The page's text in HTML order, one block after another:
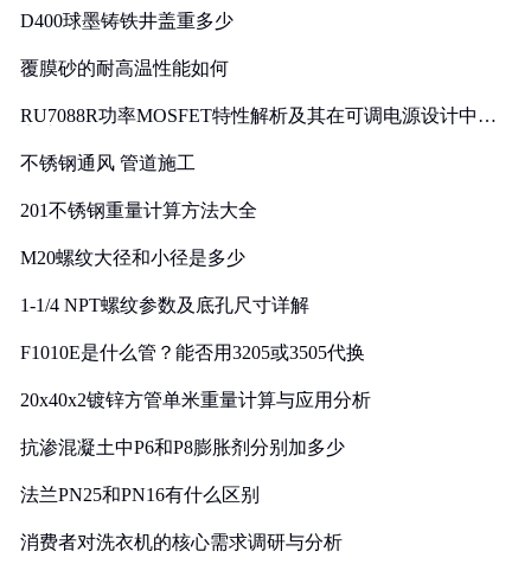
D400球墨铸铁井盖重多少
覆膜砂的耐高温性能如何
RU7088R功率MOSFET特性解析及其在可调电源设计中的
不锈钢通风 管道施工
201不锈钢重量计算方法大全
M20螺纹大径和小径是多少
1-1/4 NPT螺纹参数及底孔尺寸详解
F1010E是什么管？能否用3205或3505代换
20x40x2镀锌方管单米重量计算与应用分析
抗渗混凝土中P6和P8膨胀剂分别加多少
法兰PN25和PN16有什么区别
消费者对洗衣机的核心需求调研与分析